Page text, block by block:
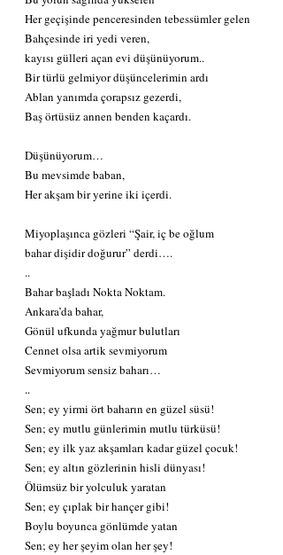
Her geçişinde penceresinden tebessümler gelen
Bahçesinde iri yedi veren,
kayısı gülleri açan evi düşünüyorum..
Bir türlü gelmiyor düşüncelerimin ardı
Ablan yanımda çorapsız gezerdi,
Baş örtüsüz annen benden kaçardı.
Düşünüyorum…
Bu mevsimde baban,
Her akşam bir yerine iki içerdi.
Miyoplaşınca gözleri “Şair, iç be oğlum
bahar dişidir doğurur” derdi….
..
Bahar başladı Nokta Noktam.
Ankara’da bahar,
Gönül ufkunda yağmur bulutları
Cennet olsa artik sevmiyorum
Sevmiyorum sensiz baharı…
..
Sen; ey yirmi ört baharın en güzel süsü!
Sen; ey mutlu günlerimin mutlu türküsü!
Sen; ey ilk yaz akşamları kadar güzel çocuk!
Sen; ey altın gözlerinin hisli dünyası!
Ölümsüz bir yolculuk yaratan
Sen; ey çıplak bir hançer gibi!
Boylu boyunca gönlümde yatan
Sen; ey her şeyim olan her şey!